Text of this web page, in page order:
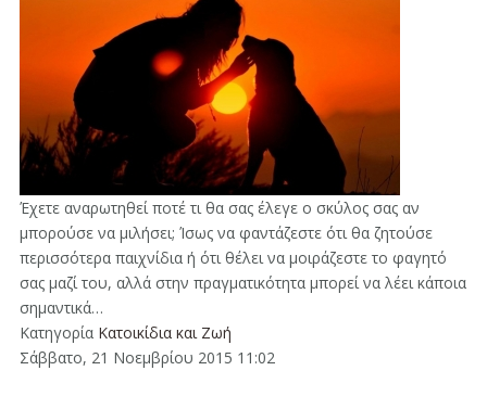
Έχετε αναρωτηθεί ποτέ τι θα σας έλεγε ο σκύλος σας αν
μπορούσε να μιλήσει; Ίσως να φαντάζεστε ότι θα ζητούσε
περισσότερα παιχνίδια ή ότι θέλει να μοιράζεστε το φαγητό
σας μαζί του, αλλά στην πραγματικότητα μπορεί να λέει κάποια
σημαντικά…
Κατηγορία Κατοικίδια και Ζωή
Σάββατο, 21 Νοεμβρίου 2015 11:02